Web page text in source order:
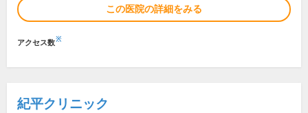
この医院の詳細をみる
アクセス数※
紀平クリニック